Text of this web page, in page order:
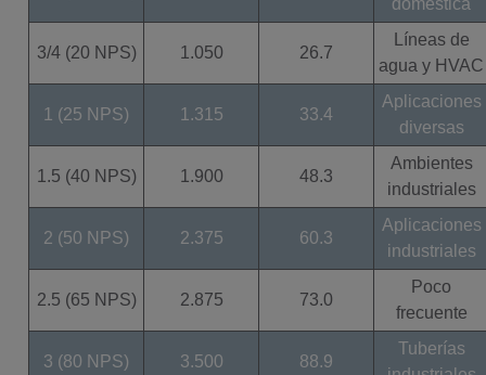
doméstica
3/4 (20 NPS) 1.050 26.7
Líneas de
agua y HVAC
1 (25 NPS) 1.315 33.4
Aplicaciones
diversas
1.5 (40 NPS) 1.900 48.3
Ambientes
industriales
2 (50 NPS) 2.375 60.3
Aplicaciones
industriales
2.5 (65 NPS) 2.875 73.0
Poco
frecuente
3 (80 NPS) 3.500 88.9
Tuberías